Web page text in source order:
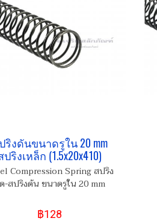
ริงดันขนาดรูใน 20 mm
ปริงเหล็ก (1.5x20x410)
Compression Spring สปริง
-สปริงดัน ขนาดรูใน 20 mm
฿128